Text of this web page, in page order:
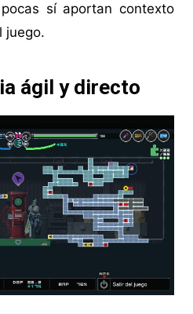
sí aportan contexto
juego.
ágil y directo